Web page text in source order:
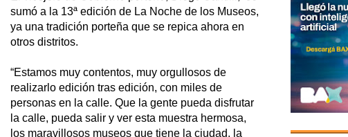
sumó a la 13ª edición de La Noche de los Museos,
ya una tradición porteña que se repica ahora en
otros distritos.
“Estamos muy contentos, muy orgullosos de
realizarlo edición tras edición, con miles de
personas en la calle. Que la gente pueda disfrutar
la calle, pueda salir y ver esta muestra hermosa,
los maravillosos museos que tiene la ciudad, la